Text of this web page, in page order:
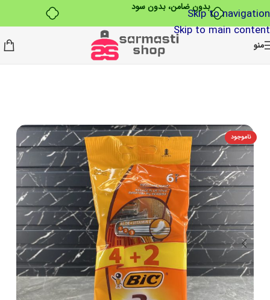
بدون ضامن، بدون سودSkip to navigation
Skip to main content
منو
ناموجود